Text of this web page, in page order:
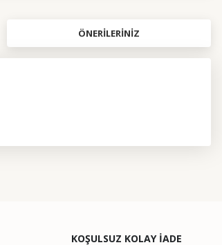
ÖNERILERINIZ
KOŞULSUZ KOLAY İADE